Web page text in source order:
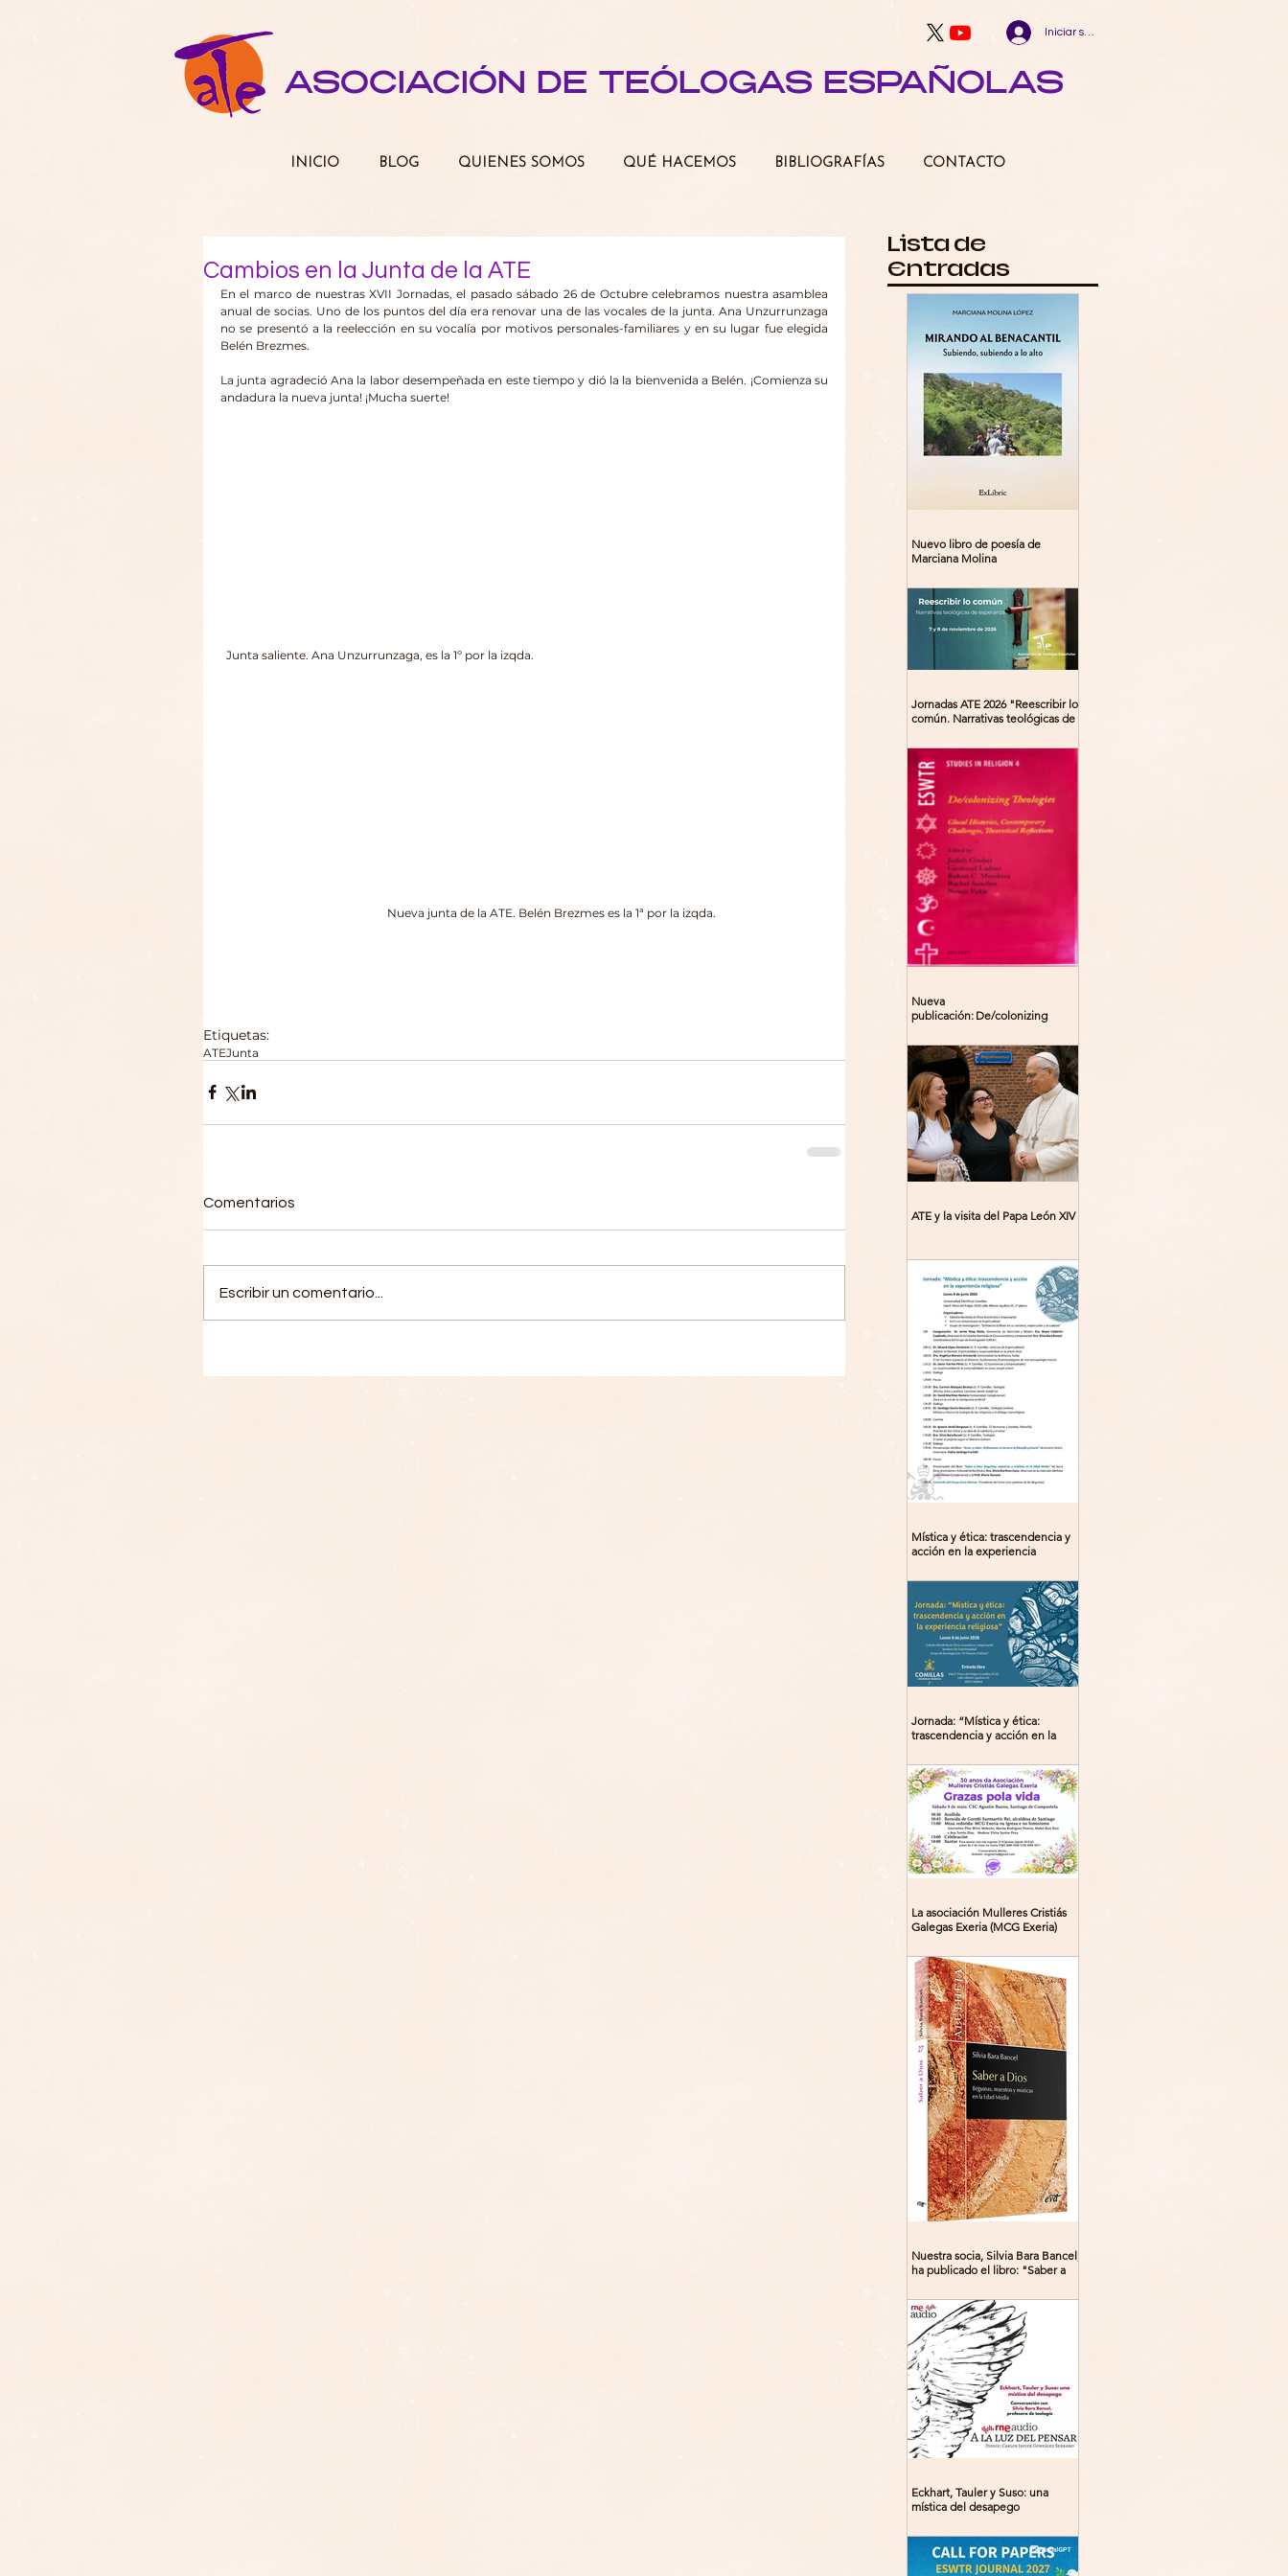
Iniciar sesión
ASOCIACIÓN DE TEÓLOGAS ESPAÑOLAS
Cambios en la Junta de la ATE
En el marco de nuestras XVII Jornadas, el pasado sábado 26 de Octubre celebramos nuestra asamblea
anual de socias. Uno de los puntos del día era renovar una de las vocales de la junta. Ana Unzurrunzaga
no se presentó a la reelección en su vocalía por motivos personales-familiares y en su lugar fue elegida
Belén Brezmes.
La junta agradeció Ana la labor desempeñada en este tiempo y dió la la bienvenida a Belén. ¡Comienza su
andadura la nueva junta! ¡Mucha suerte!
  Junta saliente. Ana Unzurrunzaga, es la 1º por la izqda.
                                                          Nueva junta de la ATE. Belén Brezmes es la 1ª por la izqda.
Etiquetas:
ATEJunta
Comentarios
Escribir un comentario...
Nuevo libro de poesía de
Marciana Molina
Jornadas ATE 2026 "Reescribir lo
común. Narrativas teológicas de
Madrid
Nueva
publicación: De/colonizing
Contemporary Challenges,
Theoretical Reflections
ATE y la visita del Papa León XIV
Mística y ética: trascendencia y
acción en la experiencia
del libro: 8 de junio (lunes),
Comillas (Madrid) 19horas
Jornada: “Mística y ética:
trascendencia y acción en la
La asociación Mulleres Cristiás
Galegas Exeria (MCG Exeria)
Nuestra socia, Silvia Bara Bancel,
ha publicado el libro: "Saber a
místicas en la Edad Media"
Eckhart, Tauler y Suso: una
mística del desapego
Lista de
Entradas
INICIO BLOG QUIENES SOMOS QUÉ HACEMOS BIBLIOGRAFÍAS CONTACTO